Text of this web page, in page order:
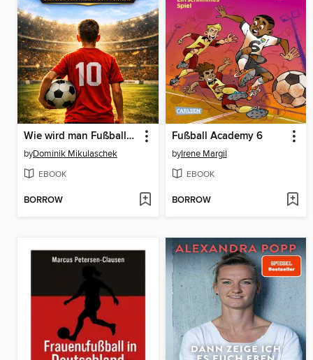
Wie wird man Fußballprofi?
byDominik Mikulaschek
EBOOK
BORROW
Fußball Academy 6
byIrene Margil
EBOOK
BORROW